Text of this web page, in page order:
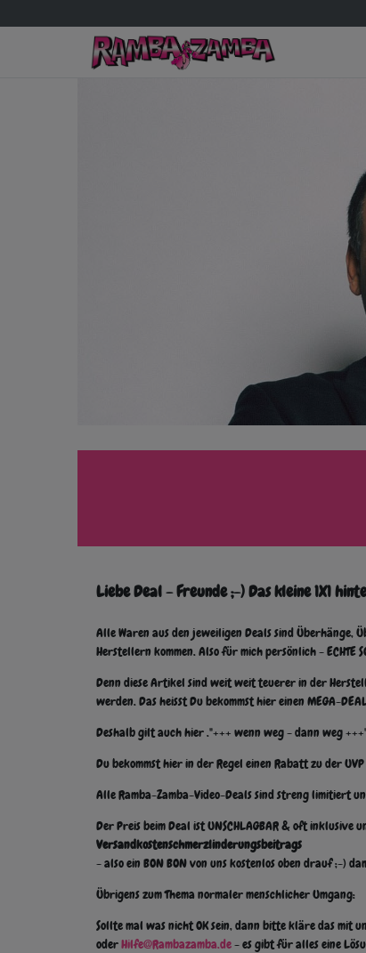
Liebe Deal - Freunde ;-) Das kleine 1X1
Alle Waren aus den jeweiligen Deals sind Überhänge,
Herstellern kommen. Also für mich persönlich - ECHTE
Denn diese Artikel sind weit weit teuerer in der
werden. Das heisst Du bekommst hier einen MEGA-
Deshalb gilt auch hier ."+++ wenn weg - dann weg +++"
Du bekommst hier in der Regel einen Rabatt zu der
Alle Ramba-Zamba-Video-Deals sind streng limitiert
Der Preis beim Deal ist UNSCHLAGBAR & oft inklusive
Versandkostenschmerzlinderungsbeitrags
- also ein BON BON von uns kostenlos oben drauf ;-)
Übrigens zum Thema normaler menschlicher Umgang:
Sollte mal was nicht OK sein, dann bitte kläre das mit
oderHilfe@Rambazamba.de- es gibt für alles eine